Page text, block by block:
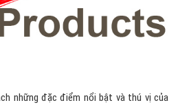
những đặc điểm nổi bật và thú vị của